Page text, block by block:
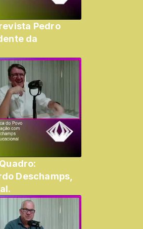
Pedro
da
Deschamps,